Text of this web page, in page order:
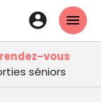
En-
tête
-
vous
séniors